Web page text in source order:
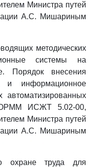
Министра путей
А.С. Мишариным
методических
системы на
Порядок внесения
и информационное
автоматизированных
ОРММ ИСЖТ 5.02-00,
Министра путей
А.С. Мишариным
охране труда для